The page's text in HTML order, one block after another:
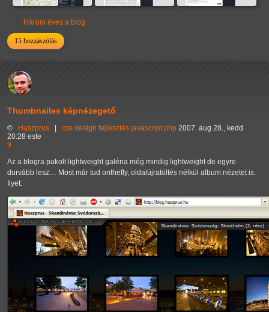
Három éves a blog
15 hozzászólás
Thumbnailes képnézegető
© Haszprus | css design fejlesztés javascript php 2007. aug 28., kedd
20:28 este
9
Az a blogra pakolt lightweight galéria még mindig lightweight de egyre
durvább lesz… Most már tud onthefly, oldalújratöltés nélkül album nézetet is.
Ilyet: